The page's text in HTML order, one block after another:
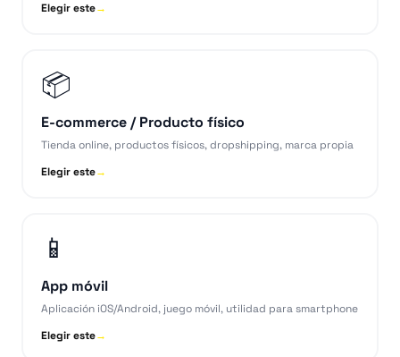
Elegir este→
📦
E-commerce / Producto físico
Tienda online, productos físicos, dropshipping, marca propia
Elegir este→
📱
App móvil
Aplicación iOS/Android, juego móvil, utilidad para smartphone
Elegir este→